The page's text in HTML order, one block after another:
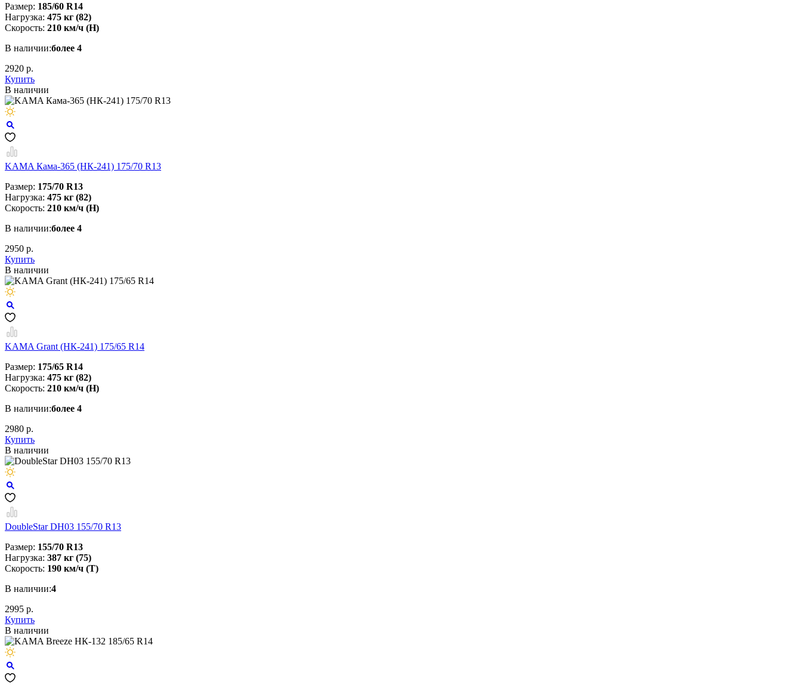
Размер: 185/60 R14
Нагрузка: 475 кг (82)
Скорость: 210 км/ч (H)
В наличии:более 4
2920 р.
Купить
В наличии
KAMA Кама-365 (НК-241) 175/70 R13
Размер: 175/70 R13
Нагрузка: 475 кг (82)
Скорость: 210 км/ч (H)
В наличии:более 4
2950 р.
Купить
В наличии
KAMA Grant (НК-241) 175/65 R14
Размер: 175/65 R14
Нагрузка: 475 кг (82)
Скорость: 210 км/ч (Н)
В наличии:более 4
2980 р.
Купить
В наличии
DoubleStar DH03 155/70 R13
Размер: 155/70 R13
Нагрузка: 387 кг (75)
Скорость: 190 км/ч (T)
В наличии:4
2995 р.
Купить
В наличии